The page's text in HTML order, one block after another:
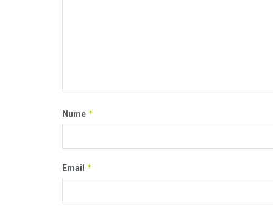
Nume *
Email *